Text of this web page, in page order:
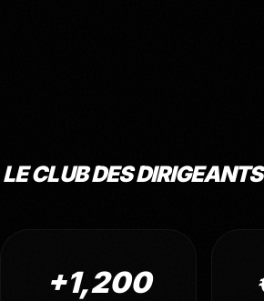
LE CLUB DES
+1,200